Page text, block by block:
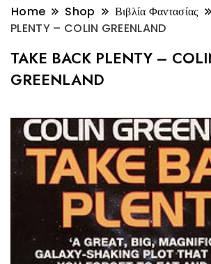
Home Shop Βιβλία Φαντασίας
PLENTY – COLIN GREENLAND
TAKE BACK PLENTY –
GREENLAND